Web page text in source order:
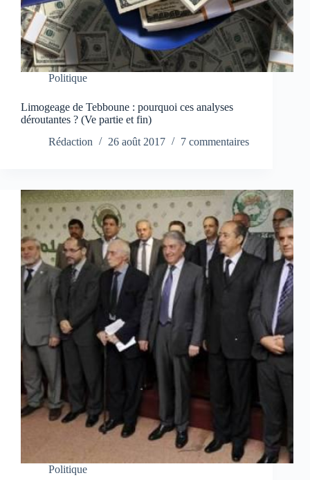
Politique
Limogeage de Tebboune : pourquoi ces analyses
déroutantes ? (Ve partie et fin)
Rédaction
26 août 2017 7 commentaires
Politique